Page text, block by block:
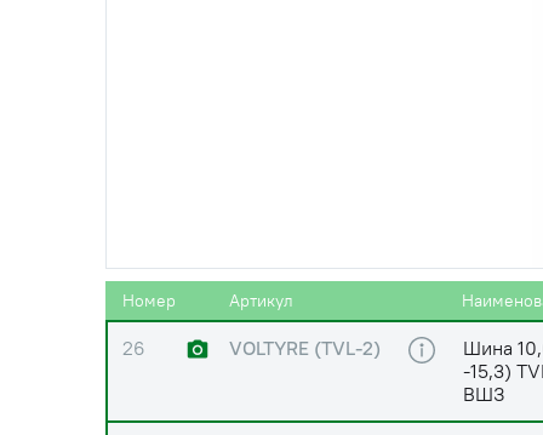
Номер Артикул
Диск
Диск
(9.00х15,3-
00.00.000-07)
Диск
БЗТДиА
26 VOLTYRE (TVL-2)
Шина
-15,3)
ВШЗ